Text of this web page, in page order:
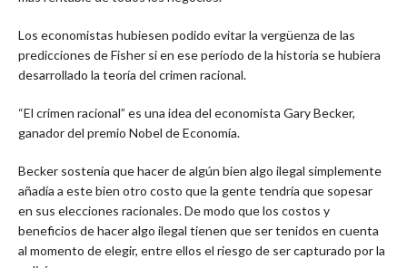
Los economistas hubiesen podido evitar la vergüenza de las
predicciones de Fisher si en ese período de la historia se hubiera
desarrollado la teoría del crimen racional.
“El crimen racional” es una idea del economista Gary Becker,
ganador del premio Nobel de Economía.
Becker sostenía que hacer de algún bien algo ilegal simplemente
añadía a este bien otro costo que la gente tendría que sopesar
en sus elecciones racionales. De modo que los costos y
beneficios de hacer algo ilegal tienen que ser tenidos en cuenta
al momento de elegir, entre ellos el riesgo de ser capturado por la